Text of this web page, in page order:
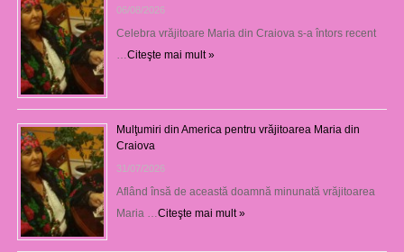
06/08/2026
Celebra vrăjitoare Maria din Craiova s-a întors recent
Citeşte mai mult »
Mulţumiri din America pentru vrăjitoarea Maria din
Craiova
31/07/2026
Aflând însă de această doamnă minunată vrăjitoarea
Maria … Citeşte mai mult »